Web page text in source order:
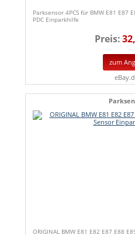
Parksensor 4PCS für BMW E81 E87
PDC Einparkhilfe
Preis:
zum
ORIGINAL BMW E81 E82 E87 E88